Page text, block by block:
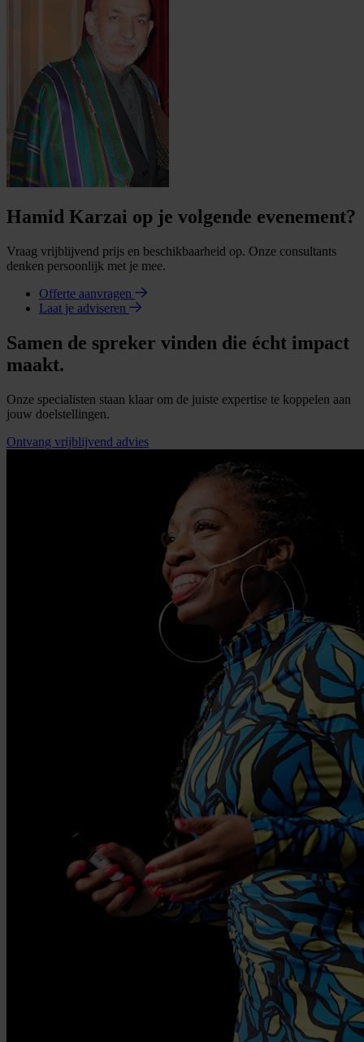
Hamid Karzai op je volgende evenement?
Vraag vrijblijvend prijs en beschikbaarheid op. Onze consultants
denken persoonlijk met je mee.
Offerte aanvragen
Laat je adviseren
Samen de spreker vinden die écht impact
maakt.
Onze specialisten staan klaar om de juiste expertise te koppelen aan
jouw doelstellingen.
Ontvang vrijblijvend advies